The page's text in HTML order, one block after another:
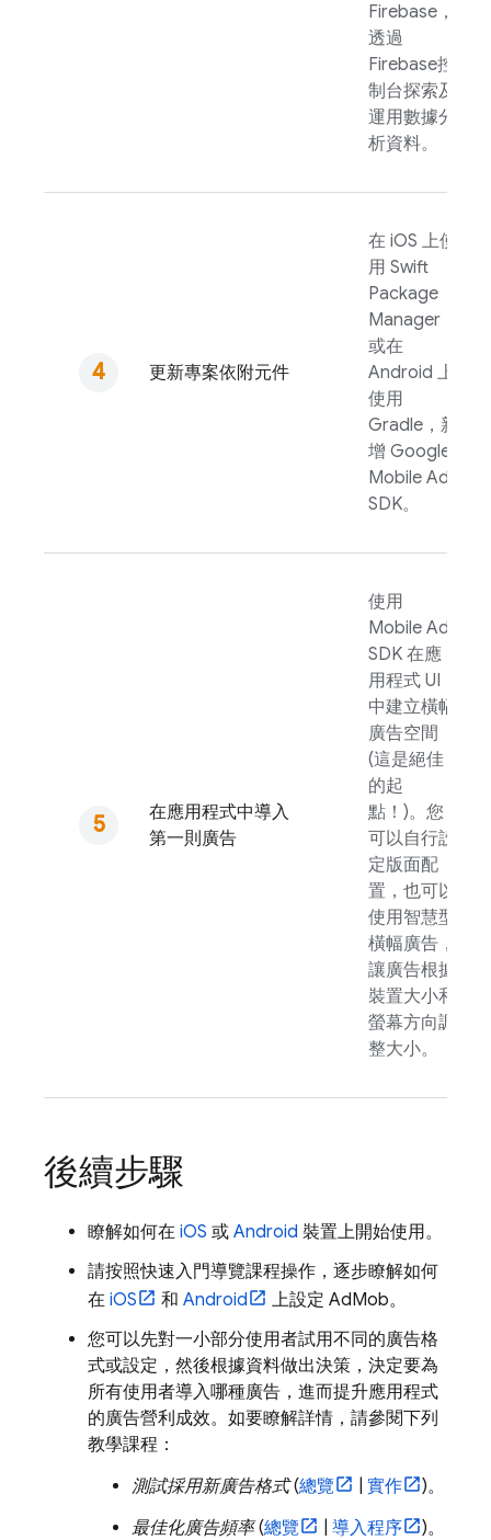
Firebase，
透過
Firebase控
制台探索及
運用數據分
析資料。
更新專案依附元件
在 iOS 上使
用 Swift
Package
Manager，
或在
Android 上
使用
Gradle，新
增 Google
Mobile Ads
SDK。
在應用程式中導入
第一則廣告
使用
Mobile Ads
SDK 在應
用程式 UI
中建立橫幅
廣告空間
(這是絕佳
的起
點！)。您
可以自行設
定版面配
置，也可以
使用智慧型
橫幅廣告，
讓廣告根據
裝置大小和
螢幕方向調
整大小。
後續步驟
瞭解如何在 iOS 或 Android 裝置上開始使用。
請按照快速入門導覽課程操作，逐步瞭解如何
在 iOS 和 Android 上設定 AdMob。
您可以先對一小部分使用者試用不同的廣告格
式或設定，然後根據資料做出決策，決定要為
所有使用者導入哪種廣告，進而提升應用程式
的廣告營利成效。如要瞭解詳情，請參閱下列
教學課程：
測試採用新廣告格式(總覽 實作
)。
最佳化廣告頻率(總覽 導入程序 )。